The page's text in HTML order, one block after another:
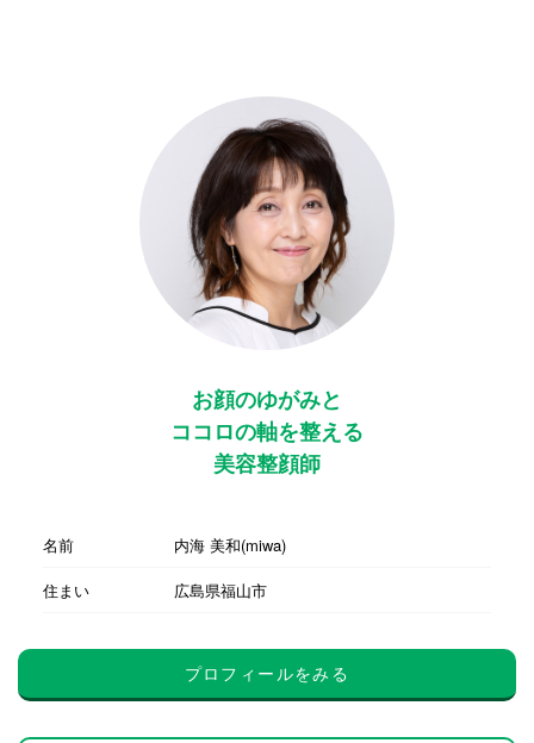
お顔のゆがみと
ココロの軸を整える
美容整顔師
名前
内海 美和(miwa)
住まい
広島県福山市
プロフィールをみる